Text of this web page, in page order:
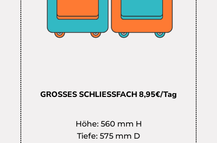
GROSSES SCHLIESSFACH 8,95€/Tag
Höhe: 560 mm H
Tiefe: 575 mm D